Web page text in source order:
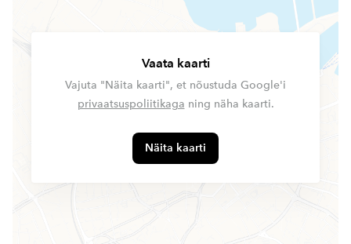
Vaata kaarti
Vajuta "Näita kaarti", et nõustuda Google'i
privaatsuspoliitikaga ning näha kaarti.
Näita kaarti